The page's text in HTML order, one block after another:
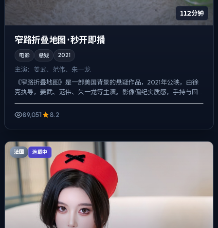
112分钟
窄路折叠地图 · 秒开即播
电影 悬疑 2021
主演： 姜武、范伟、朱一龙
《窄路折叠地图》是一部美国背景的悬疑作品，2021年公映，由徐
克执导，姜武、范伟、朱一龙等主演。影像偏纪实质感，手持与固
定机位交替出现，真相并非一次性抛出，而是在对话与物件细节...
89,051
8.2
法国 连载中